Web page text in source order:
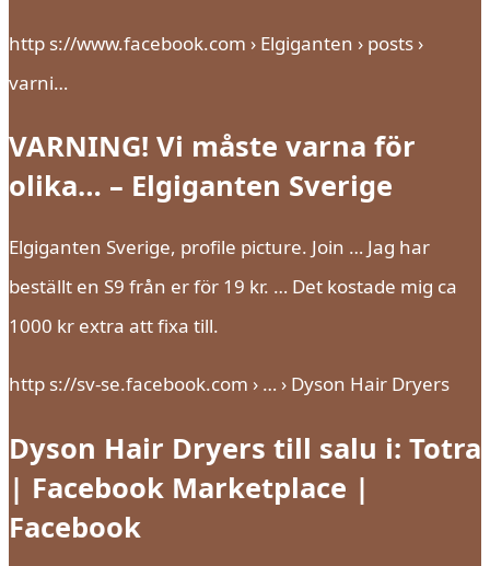
http s://www.facebook.com › Elgiganten › posts ›
varni…
VARNING! Vi måste varna för
olika… – Elgiganten Sverige
Elgiganten Sverige, profile picture. Join … Jag har
beställt en S9 från er för 19 kr. … Det kostade mig ca
1000 kr extra att fixa till.
http s://sv-se.facebook.com › … › Dyson Hair Dryers
Dyson Hair Dryers till salu i: Totra
| Facebook Marketplace |
Facebook